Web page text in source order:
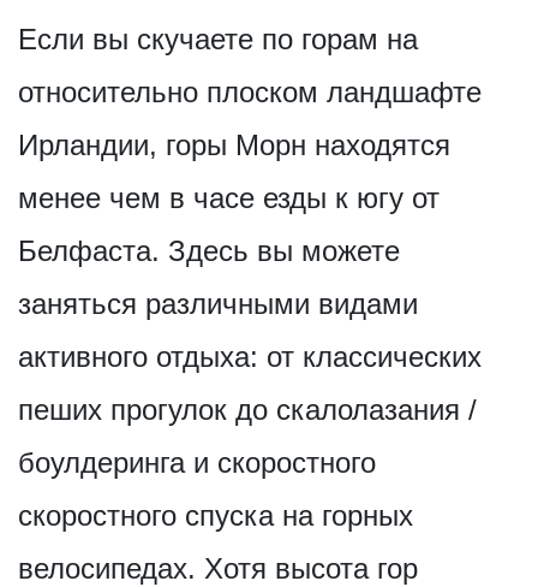
Если вы скучаете по горам на
относительно плоском ландшафте
Ирландии, горы Морн находятся
менее чем в часе езды к югу от
Белфаста. Здесь вы можете
заняться различными видами
активного отдыха: от классических
пеших прогулок до скалолазания /
боулдеринга и скоростного
скоростного спуска на горных
велосипедах. Хотя высота гор